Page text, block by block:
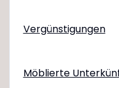
Vergünstigungen
Möblierte